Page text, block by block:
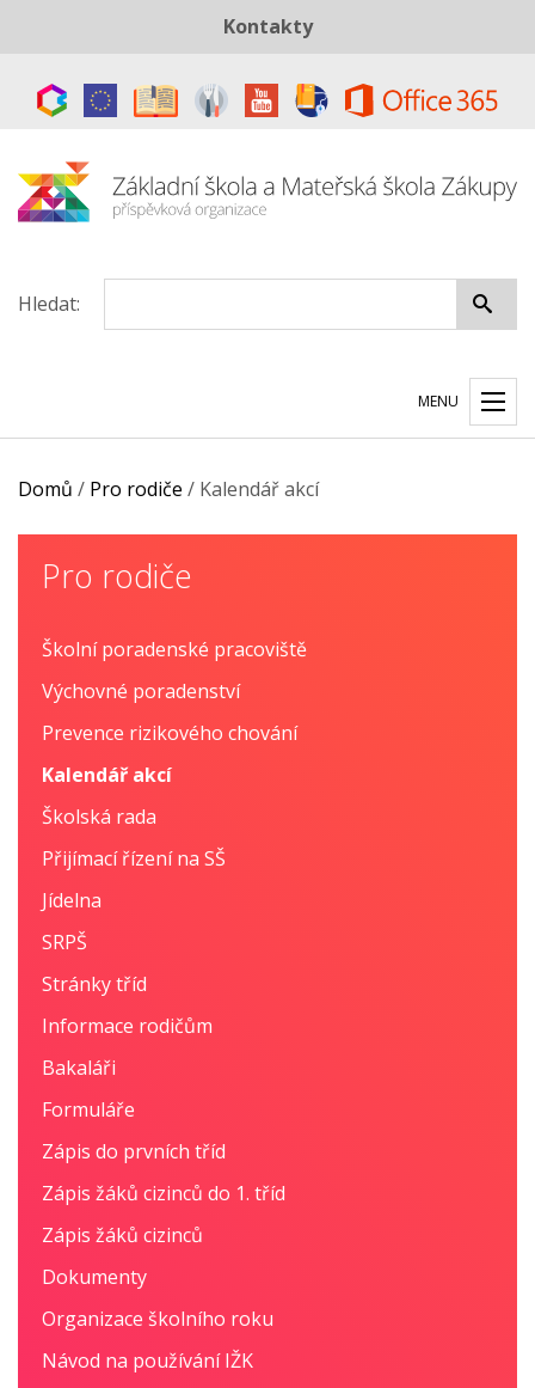
Kontakty
Datová schránka:ye8cp64
Hledat:
MENU
Domů / Pro rodiče / Kalendář akcí
Pro rodiče
Školní poradenské pracoviště
Výchovné poradenství
Prevence rizikového chování
Kalendář akcí
Školská rada
Přijímací řízení na SŠ
Jídelna
SRPŠ
Stránky tříd
Informace rodičům
Bakaláři
Formuláře
Zápis do prvních tříd
Zápis žáků cizinců do 1. tříd
Zápis žáků cizinců
Dokumenty
Organizace školního roku
Návod na používání IŽK